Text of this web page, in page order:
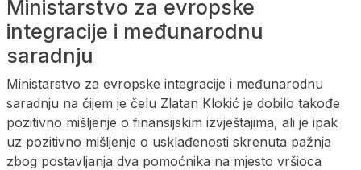
Ministarstvo za evropske
integracije i međunarodnu
saradnju
Ministarstvo za evropske integracije i međunarodnu
saradnju na čijem je čelu Zlatan Klokić je dobilo takođe
pozitivno mišljenje o finansijskim izvještajima, ali je ipak
uz pozitivno mišljenje o usklađenosti skrenuta pažnja
zbog postavljanja dva pomoćnika na mjesto vršioca